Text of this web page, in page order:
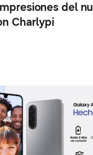
del
Charlypi